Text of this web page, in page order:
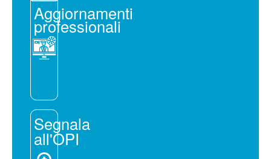
Aggiornamenti
professionali
Segnala
all'OPI